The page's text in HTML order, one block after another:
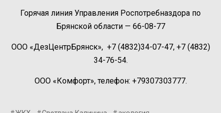
Горячая линия Управления Роспотребназдора по
Брянской области — 66-08-77
ООО «ДезЦентрБрянск», +7 (4832)34-07-47, +7 (4832)
34-76-54.
ООО «Комфорт», телефон: +79307303777.